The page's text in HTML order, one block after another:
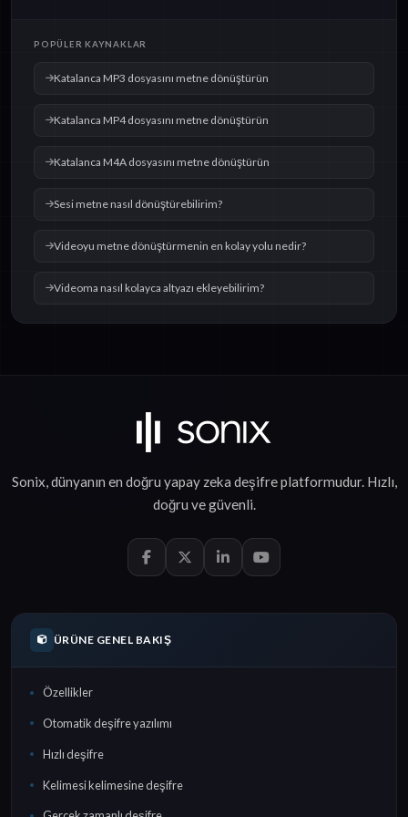
POPÜLER KAYNAKLAR
Katalanca MP3 dosyasını metne dönüştürün
Katalanca MP4 dosyasını metne dönüştürün
Katalanca M4A dosyasını metne dönüştürün
Sesi metne nasıl dönüştürebilirim?
Videoyu metne dönüştürmenin en kolay yolu nedir?
Videoma nasıl kolayca altyazı ekleyebilirim?
Sonix, dünyanın en doğru yapay zeka deşifreplatformudur. Hızlı,
doğru vegüvenli.
ÜRÜNE GENEL BAKIŞ
Özellikler
Otomatik deşifre yazılımı
Hızlı deşifre
Kelimesi kelimesine deşifre